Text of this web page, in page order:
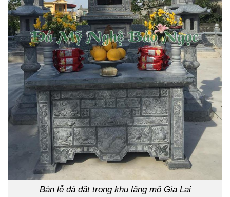
Bàn lễ đá đặt trong khu lăng mộ Gia Lai